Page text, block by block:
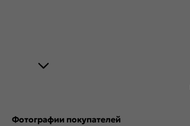
Фотографии покупателей